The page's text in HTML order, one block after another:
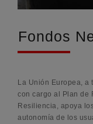
Fondos
La Unión Europea, a
con cargo al Plan de
Resiliencia, apoya
autonomía de los